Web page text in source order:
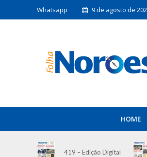
Whatsapp 9 de agosto de
HOME
419 – Edição Digital